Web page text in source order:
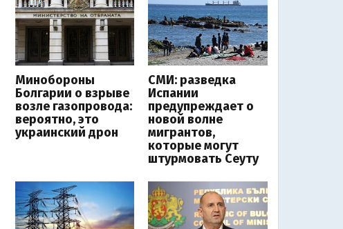
Минобороны
Болгарии о взрыве
возле газопровода:
вероятно, это
украинский дрон
СМИ: разведка
Испании
предупреждает о
новой волне
мигрантов,
которые могут
штурмовать Сеуту